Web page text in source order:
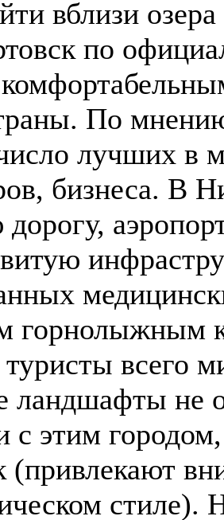
вблизи
по
По
лучших в
бизнеса. В
горнолыжным
всего
ландшафты не
с этим
(привлекают
стиле).